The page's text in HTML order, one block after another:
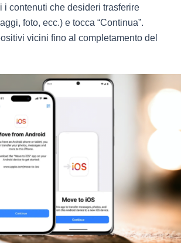
i contenuti che desideri trasferire
foto, ecc.) e tocca “Continua”.
vicini fino al completamento del